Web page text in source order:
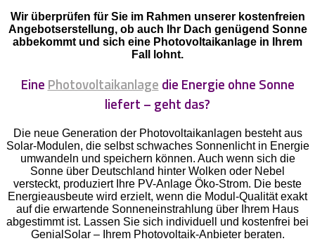
Wir überprüfen für Sie im Rahmen unserer kostenfreien
Angebotserstellung, ob auch Ihr Dach genügend Sonne
abbekommt und sich eine Photovoltaikanlage in Ihrem
Fall lohnt.
Eine Photovoltaikanlage die Energie ohne Sonne
liefert – geht das?
Die neue Generation der Photovoltaikanlagen besteht aus
Solar-Modulen, die selbst schwaches Sonnenlicht in Energie
umwandeln und speichern können. Auch wenn sich die
Sonne über Deutschland hinter Wolken oder Nebel
versteckt, produziert Ihre PV-Anlage Öko-Strom. Die beste
Energieausbeute wird erzielt, wenn die Modul-Qualität exakt
auf die erwartende Sonneneinstrahlung über Ihrem Haus
abgestimmt ist. Lassen Sie sich individuell und kostenfrei bei
GenialSolar – Ihrem Photovoltaik-Anbieter beraten.